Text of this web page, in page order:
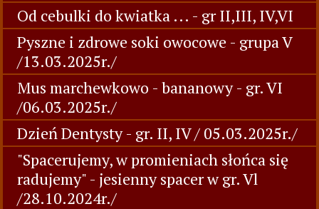
Od cebulki do kwiatka ... - gr II,III, IV,VI
Pyszne i zdrowe soki owocowe - grupa V
/13.03.2025r./
Mus marchewkowo - bananowy - gr. VI
/06.03.2025r./
Dzień Dentysty - gr. II, IV / 05.03.2025r./
"Spacerujemy, w promieniach słońca się
radujemy" - jesienny spacer w gr. Vl
/28.10.2024r./